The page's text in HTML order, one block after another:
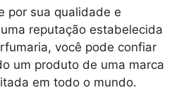
por sua qualidade e
reputação estabelecida
você pode confiar
um produto de uma marca
em todo o mundo.